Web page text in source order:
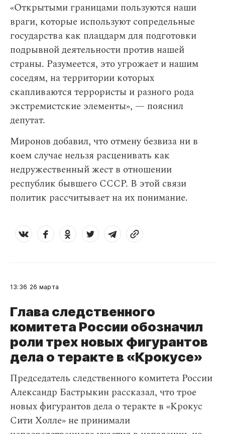
«Открытыми границами пользуются наши
враги, которые используют сопредельные
государства как плацдарм для подготовки
подрывной деятельности против нашей
страны. Разумеется, это угрожает и нашим
соседям, на территории которых
скапливаются террористы и разного рода
экстремистские элементы», — пояснил
депутат.
Миронов добавил, что отмену безвиза ни в
коем случае нельзя расценивать как
недружественный жест в отношении
республик бывшего СССР. В этой связи
политик рассчитывает на их понимание.
13:36 26 марта
Глава следственного
комитета России обозначил
роли трех новых фигурантов
дела о теракте в «Крокусе»
Председатель следственного комитета России
Александр Бастрыкин рассказал, что трое
новых фигурантов дела о теракте в «Крокус
Сити Холле» не принимали